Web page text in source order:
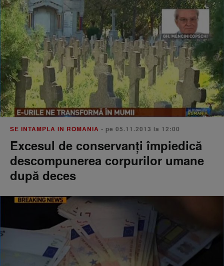
SE INTAMPLA IN ROMANIA • pe 05.11.2013 la 12:00
Excesul de conservanţi împiedică
descompunerea corpurilor umane
după deces